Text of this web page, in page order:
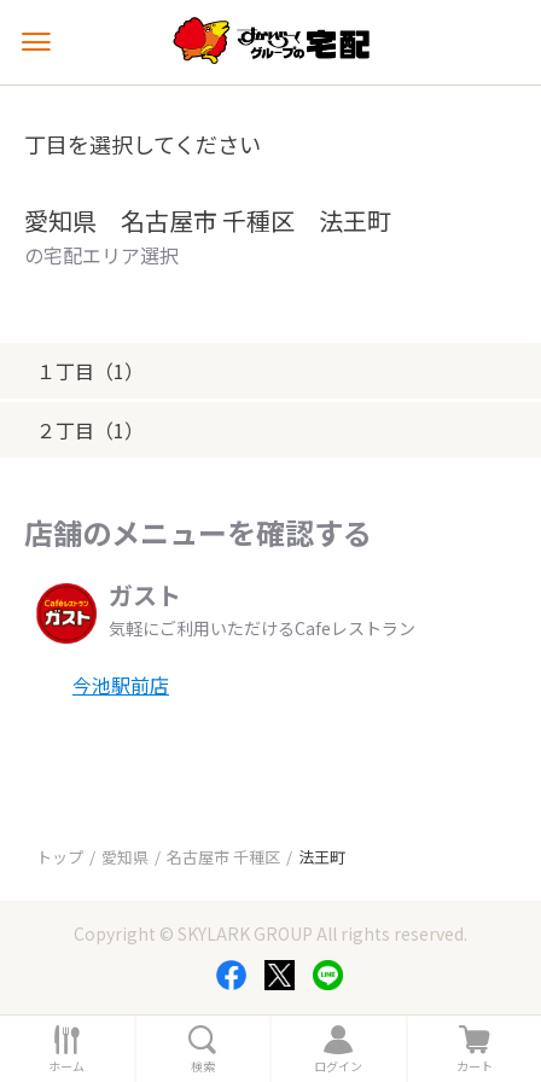
メ
ュ
を
丁目を選択してください
愛知県 名古屋市 千種区 法王町
の宅配エリア選択
１丁目（1）
２丁目（1）
店舗のメニューを確認する
ガスト
気軽にご利用いただけるCafeレストラン
今池駅前店
トップ 愛知県 名古屋市 千種区 法王町
Copyright © SKYLARK GROUP All rights reserved.
ホ
ー
ホーム 索
検索
ロ
グ
ログイン
カ
ー
カート